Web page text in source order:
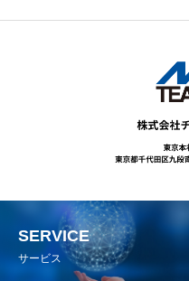
SERVICE
サービス